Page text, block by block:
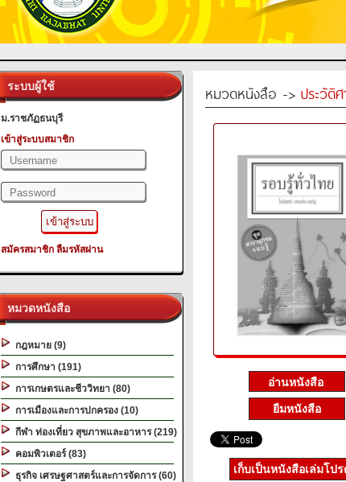
ระบบผู้ใช้
ม.ราชภัฏธนบุรี
เข้าสู่ระบบสมาชิก
สมัครสมาชิก ลืมรหัสผ่าน
หมวดหนังสือ
กฎหมาย (9)
การศึกษา (191)
การเกษตรและชีววิทยา (80)
การเมืองและการปกครอง (10)
กีฬา ท่องเที่ยว สุขภาพและอาหาร (219)
คอมพิวเตอร์ (83)
ธุรกิจ เศรษฐศาสตร์และการจัดการ (60)
หมวดหนังสือ -> ประวัติ
ยืมหนังสือ
เก็บเป็นหนังสือเล่มโป